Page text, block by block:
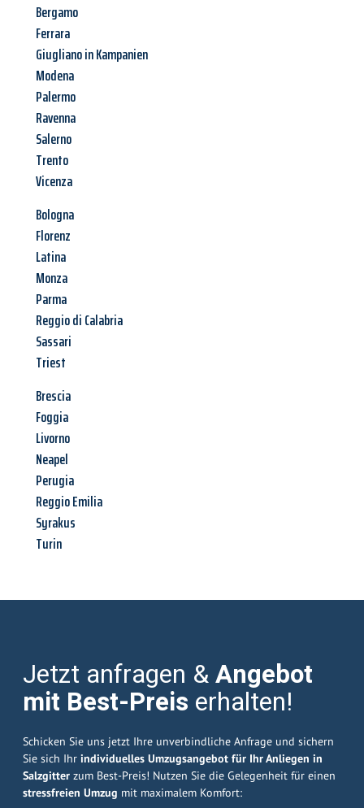
Bergamo
Ferrara
Giugliano in Kampanien
Modena
Palermo
Ravenna
Salerno
Trento
Vicenza
Bologna
Florenz
Latina
Monza
Parma
Reggio di Calabria
Sassari
Triest
Brescia
Foggia
Livorno
Neapel
Perugia
Reggio Emilia
Syrakus
Turin
Jetzt anfragen &Angebot
mit Best-Preis erhalten!
Schicken Sie uns jetzt Ihre unverbindliche Anfrage und sichern
Sie sich Ihr individuelles Umzugsangebot für Ihr Anliegen in
Salzgitter zum Best-Preis! Nutzen Sie die Gelegenheit für einen
stressfreien Umzug mit maximalem Komfort: